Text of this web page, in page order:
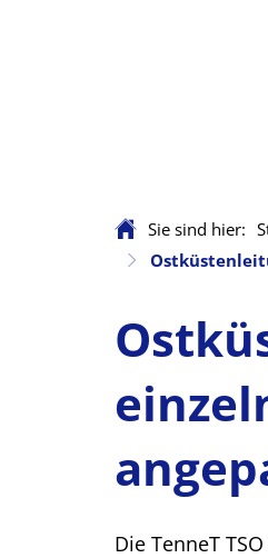
Sie sind hier:
Die TenneT